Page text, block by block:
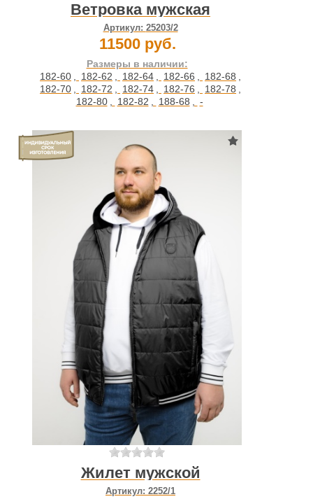
Ветровка мужская
Артикул: 25203/2
11500 руб.
Размеры в наличии:
182-60 , 182-62 , 182-64 , 182-66 , 182-68 ,
182-70 , 182-72 , 182-74 , 182-76 , 182-78 ,
182-80 , 182-82 , 188-68 , -
Жилет мужской
Артикул: 2252/1